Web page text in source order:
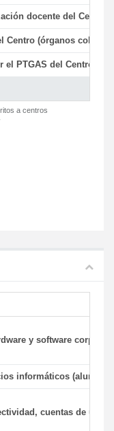
docente del Centro
(órganos
el PTGAS del Centro
a centros
y software
informáticos (alumnos)
cuentas de